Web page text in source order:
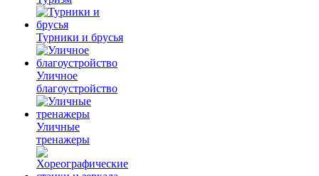
Турники и брусья
Уличное
благоустройство
Уличные
тренажеры